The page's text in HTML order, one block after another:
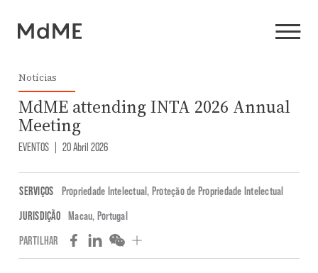
Notícias
MdME attending INTA 2026 Annual
Meeting
EVENTOS | 20 Abril 2026
SERVIÇOS Propriedade Intelectual, Proteção de Propriedade Intelectual
JURISDIÇÃO Macau, Portugal
PARTILHAR